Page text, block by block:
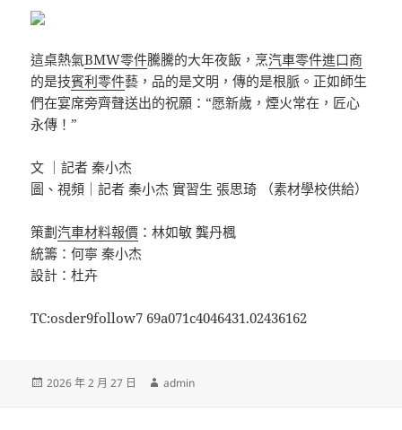
這桌熱氣BMW零件騰騰的大年夜飯，烹汽車零件進口商
的是技賓利零件藝，品的是文明，傳的是根脈。正如師生
們在宴席旁齊聲送出的祝願：“愿新歲，煙火常在，匠心
永傳！”
文 ｜記者 秦小杰
圖、視頻｜記者 秦小杰 實習生 張思琦 （素材學校供給）
策劃汽車材料報價 ：林如敏 龔丹楓
統籌：何寧 秦小杰
設計：杜卉
TC:osder9follow7 69a071c4046431.02436162
發
2026 年 2 月 27 日
作
admin